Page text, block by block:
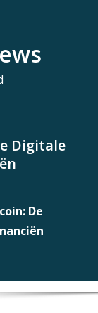
Digitale
De